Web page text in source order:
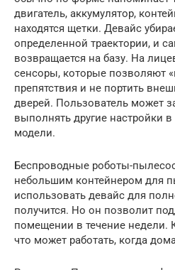
двигатель, аккумулятор,
находятся щетки. Девайс
определенной траектории, и
возвращается на базу. На
сенсоры, которые позволяют
препятствия и не портить
дверей. Пользователь может
выполнять другие настройки
модели.
Беспроводные роботы-
небольшим контейнером для
использовать девайс для
получится. Но он позволит
помещении в течение недели.
что может работать, когда